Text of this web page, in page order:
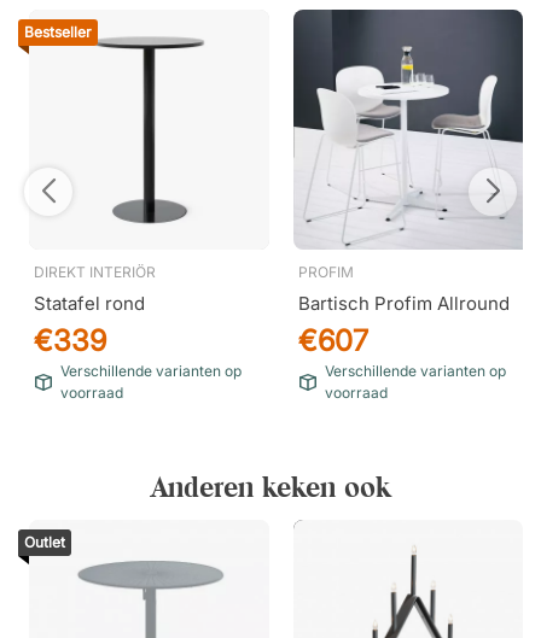
Bestseller
DIREKT INTERIÖR
Statafel rond
€339
Verschillende varianten op
voorraad
PROFIM
Bartisch Profim Allround
€607
Verschillende varianten op
voorraad
Anderen keken ook
Outlet